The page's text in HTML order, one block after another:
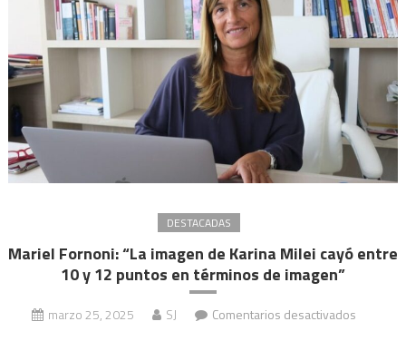
sale
entonces
tenés
que
saber
captar
la
atención”
DESTACADAS
Mariel Fornoni: “La imagen de Karina Milei cayó entre
10 y 12 puntos en términos de imagen”
marzo 25, 2025 SJ Comentarios desactivados